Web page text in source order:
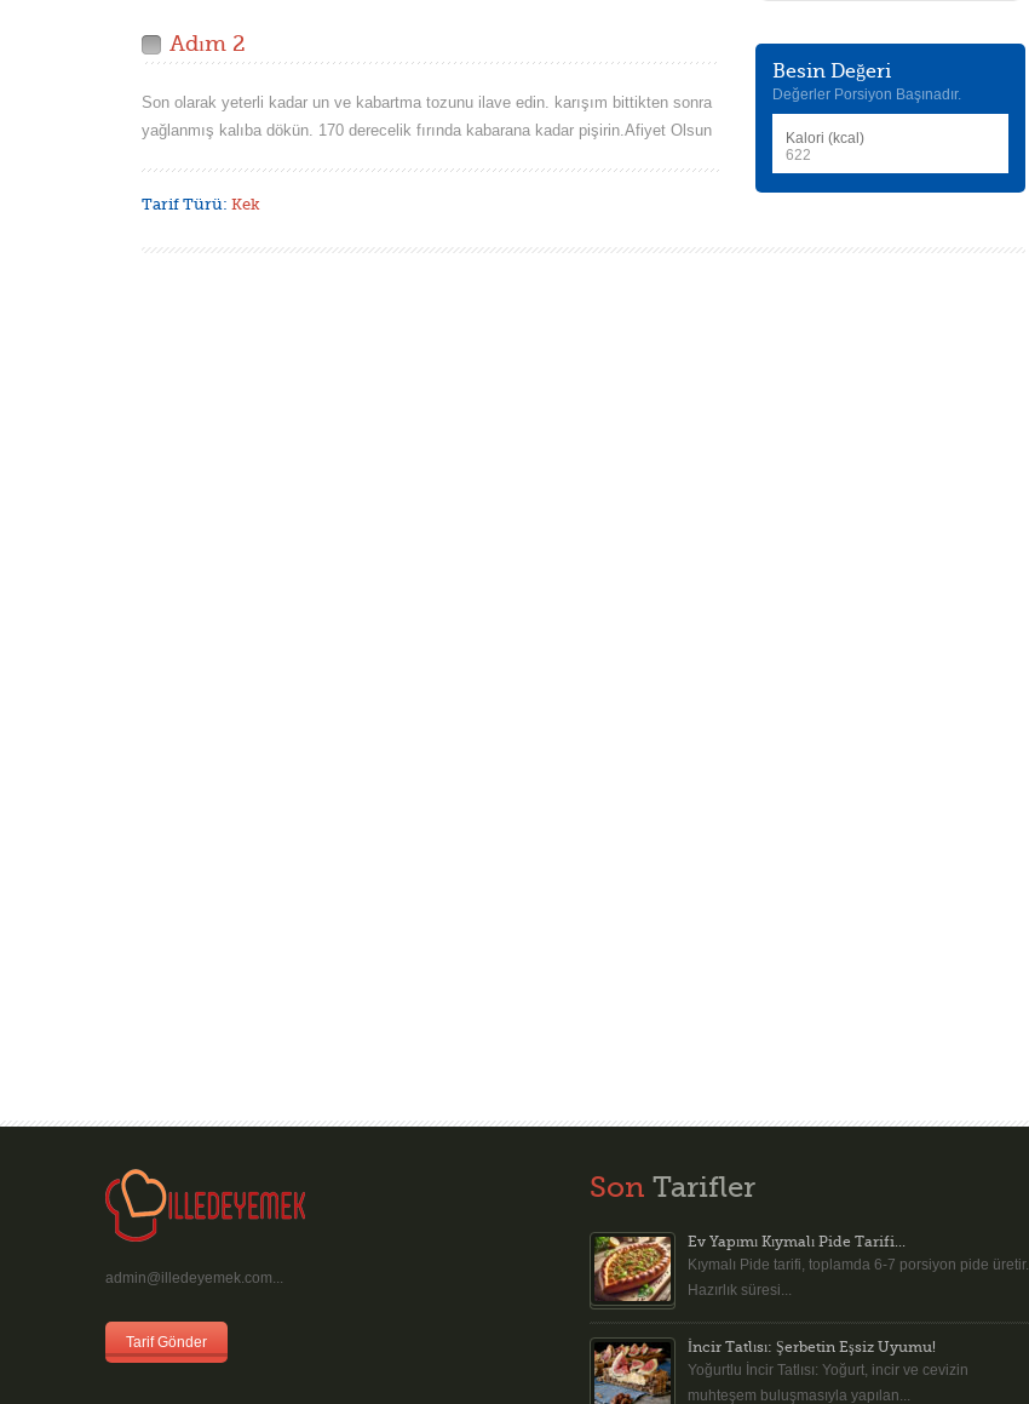
Besin Değeri
Değerler Porsiyon Başınadır.
Kalori (kcal)
622
Adım 2
Son olarak yeterli kadar un ve kabartma tozunu ilave edin. karışım bittikten sonra
yağlanmış kalıba dökün. 170 derecelik fırında kabarana kadar pişirin.Afiyet Olsun
Tarif Türü: Kek
admin@illedeyemek.com...
Tarif Gönder
Son Tarifler
Ev Yapımı Kıymalı Pide Tarifi...
Kıymalı Pide tarifi, toplamda 6-7 porsiyon pide üretir.
Hazırlık süresi...
İncir Tatlısı: Şerbetin Eşsiz Uyumu!
Yoğurtlu İncir Tatlısı: Yoğurt, incir ve cevizin
muhteşem buluşmasıyla yapılan...